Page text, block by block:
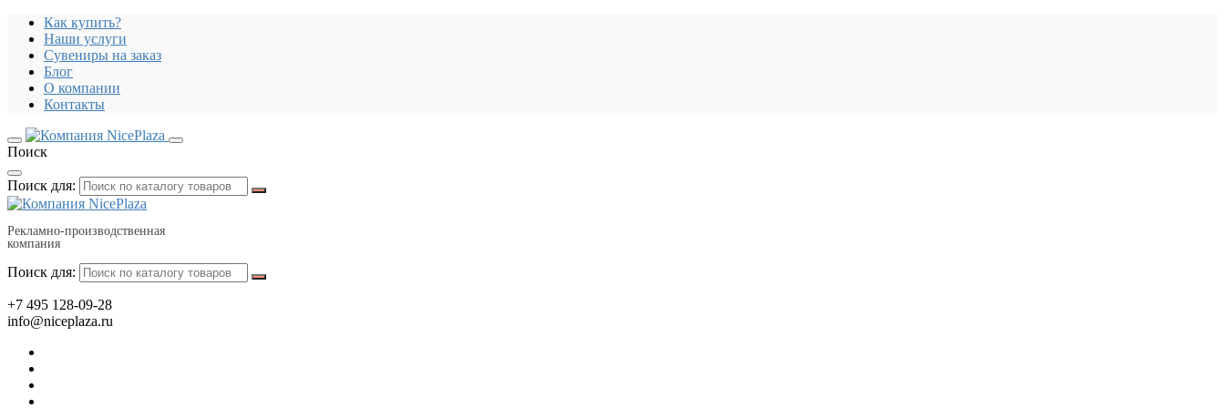
Как купить?
Наши услуги
Сувениры на заказ
Блог
О компании
Контакты
Поиск
Поиск для:
Рекламно-производственная
компания
Поиск для:
+7 495 128-09-28
info@niceplaza.ru